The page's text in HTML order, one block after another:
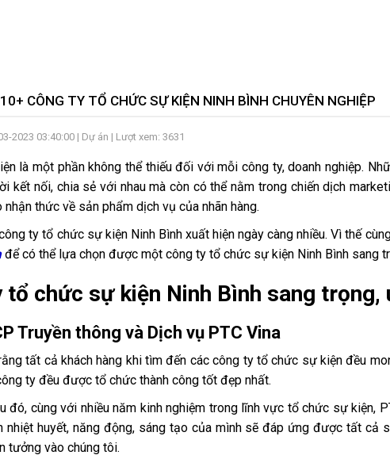
CÔNG TY TỔ CHỨC SỰ KIỆN NINH BÌNH CHUYÊN NGHIỆP
2023 03:40:00 | Dự án | Lượt xem: 3631
là một phần không thể thiếu đối với mỗi công ty, doanh nghiệp.
kết nối, chia sẻ với nhau mà còn có thể nằm trong chiến dịch
nhận thức về sản phẩm dịch vụ của nhãn hàng.
ty tổ chức sự kiện Ninh Bình xuất hiện ngày càng nhiều. Vì thế
để có thể lựa chọn được một công ty tổ chức sự kiện Ninh Bình sang
tổ chức sự kiện Ninh Bình sang trọng,
Truyền thông và Dịch vụ PTC Vina
tất cả khách hàng khi tìm đến các công ty tổ chức sự kiện đều
ty đều được tổ chức thành công tốt đẹp nhất.
đó, cùng với nhiều năm kinh nghiệm trong lĩnh vực tổ chức sự kiện,
nhiệt huyết, năng động, sáng tạo của mình sẽ đáp ứng được tất cả
tưởng vào chúng tôi.